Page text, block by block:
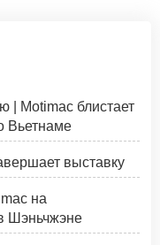
| Motimac блистает
Вьетнаме
выставку
на
Шэньчжэне